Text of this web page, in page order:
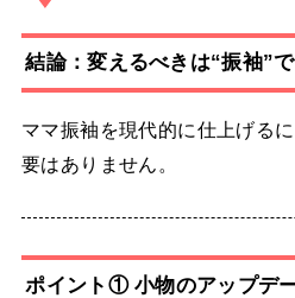
結論：変えるべきは“振袖”
ママ振袖を現代的に仕上げる
要はありません。
ポイント① 小物のアップデ